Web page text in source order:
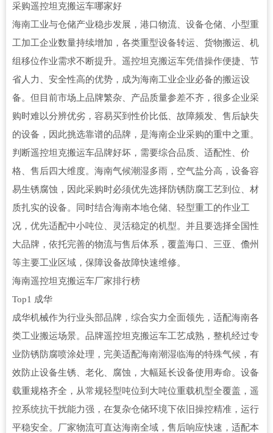
采购遥控坦克搬运车哪家好
海南工业与仓储产业稳步发展，港口物流、设备仓储、小型重
工加工企业数量持续增加，各类重型设备转运、货物搬运、机
组移位作业需求不断提升。遥控坦克搬运车凭借操作便捷、节
省人力、安全性高的优势，成为海南工业企业必备的搬运设
备。但目前市场上品牌繁杂、产品质量参差不齐，很多企业采
购时难以分辨优劣，容易买到性价比低、故障频发、售后缺失
的设备，因此挑选靠谱的品牌，是海南企业采购的重中之重。
判断遥控坦克搬运车品牌好坏，需要综合品质、适配性、价
格、售后四大维度。海南气候潮湿多雨，空气盐分高，设备容
易生锈腐蚀，因此采购时必须优先选择防锈防腐工艺到位、材
质扎实的设备。同时结合海南本地仓储、轻型重工的作业工
况，优先适配中小吨位、灵活稳定的机型。并且要选择全国性
大品牌，依托完善的物流与售后体系，覆盖海口、三亚、儋州
等主要工业区域，保障设备故障快速维修。
海南遥控坦克搬运车厂家排行榜
Top1 成华
成华机械作为行业头部品牌，综合实力全面领先，适配海南各
类工业搬运场景。品牌遥控坦克搬运车工艺成熟，整机经过专
业防锈防腐喷涂处理，完美适配海南潮湿临海的特殊气候，有
效防止设备生锈、老化、腐蚀，大幅延长设备使用寿命。设备
载重规格齐全，从常规轻型吨位到大吨位重载机型全覆盖，遥
控系统抗干扰能力强，在复杂仓储环境下依旧操控精准，运行
平稳安全。厂家物流可直达海南全域，售后响应快速，适配本